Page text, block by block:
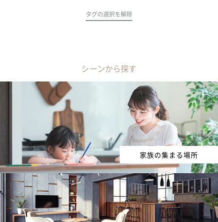
タグの選択を解除
シーンから探す
家族の集まる場所